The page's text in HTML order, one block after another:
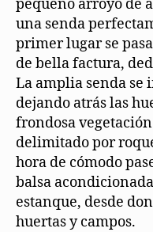
pequeño arroyo de
una senda
primer lugar se
de bella factura,
La amplia senda se
dejando atrás las
frondosa
delimitado por
hora de cómodo
balsa
estanque, desde
huertas y campos.